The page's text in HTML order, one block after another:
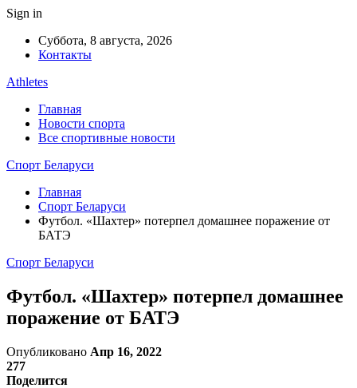
Sign in
Суббота, 8 августа, 2026
Контакты
Athletes
Главная
Новости спорта
Все спортивные новости
Спорт Беларуси
Главная
Спорт Беларуси
Футбол. «Шахтер» потерпел домашнее поражение от
БАТЭ
Спорт Беларуси
Футбол. «Шахтер» потерпел домашнее
поражение от БАТЭ
Опубликовано Апр 16, 2022
277
Поделится